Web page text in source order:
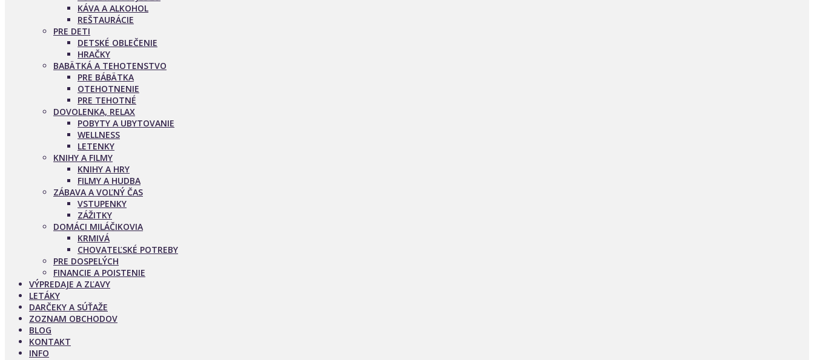
KÁVA A ALKOHOL
REŠTAURÁCIE
PRE DETI
DETSKÉ OBLEČENIE
HRAČKY
BABÄTKÁ A TEHOTENSTVO
PRE BÁBÄTKA
OTEHOTNENIE
PRE TEHOTNÉ
DOVOLENKA, RELAX
POBYTY A UBYTOVANIE
WELLNESS
LETENKY
KNIHY A FILMY
KNIHY A HRY
FILMY A HUDBA
ZÁBAVA A VOĽNÝ ČAS
VSTUPENKY
ZÁŽITKY
DOMÁCI MILÁČIKOVIA
KRMIVÁ
CHOVATEĽSKÉ POTREBY
PRE DOSPELÝCH
FINANCIE A POISTENIE
VÝPREDAJE A ZĽAVY
LETÁKY
DARČEKY A SÚŤAŽE
ZOZNAM OBCHODOV
BLOG
KONTAKT
INFO